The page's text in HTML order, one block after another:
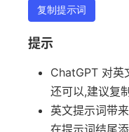
复制提示词
提示
ChatGPT 对英
还可以,建议复
英文提示词带
在提示词结尾